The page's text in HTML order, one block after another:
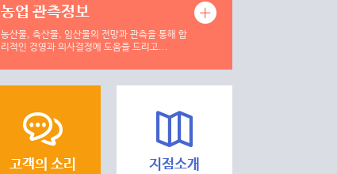
농업 관측정보
농산물, 축산물, 임산물의 전망과 관측을 통해 합
리적인 경영과 의사결정에 도움을 드리고...
고객의 소리 지점소개